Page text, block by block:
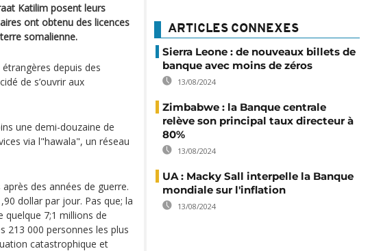
Katilim posent leurs
ont obtenu des licences
somalienne.
depuis des
de s’ouvrir aux
une demi-douzaine de
via l"hawala", un réseau
des années de guerre.
dollar par jour. Pas que; la
quelque 7;1 millions de
213 000 personnes les plus
catastrophique et
ARTICLES CONNEXES
Sierra Leone : de nouveaux billets de
banque avec moins de zéros
13/08/2024
Zimbabwe : la Banque centrale
relève son principal taux directeur à
80%
13/08/2024
UA : Macky Sall interpelle la Banque
mondiale sur l'inflation
13/08/2024